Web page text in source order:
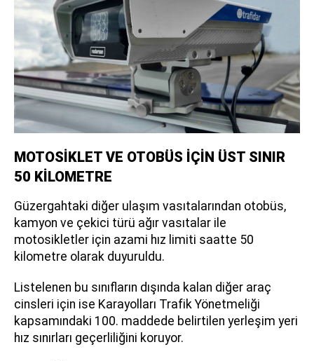
MOTOSİKLET VE OTOBÜS İÇİN ÜST SINIR
50 KİLOMETRE
Güzergahtaki diğer ulaşım vasıtalarından otobüs,
kamyon ve çekici türü ağır vasıtalar ile
motosikletler için azami hız limiti saatte 50
kilometre olarak duyuruldu.
Listelenen bu sınıfların dışında kalan diğer araç
cinsleri için ise Karayolları Trafik Yönetmeliği
kapsamındaki 100. maddede belirtilen yerleşim yeri
hız sınırları geçerliliğini koruyor.